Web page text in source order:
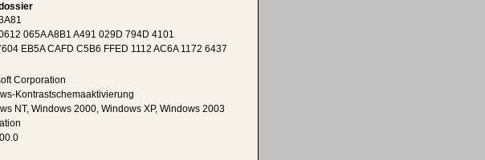
065A A8B1 A491 029D 794D 4101
EB5A CAFD C5B6 FFED 1112 AC6A 1172 6437
Corporation
Kontrastschemaaktivierung
NT, Windows 2000, Windows XP, Windows 2003